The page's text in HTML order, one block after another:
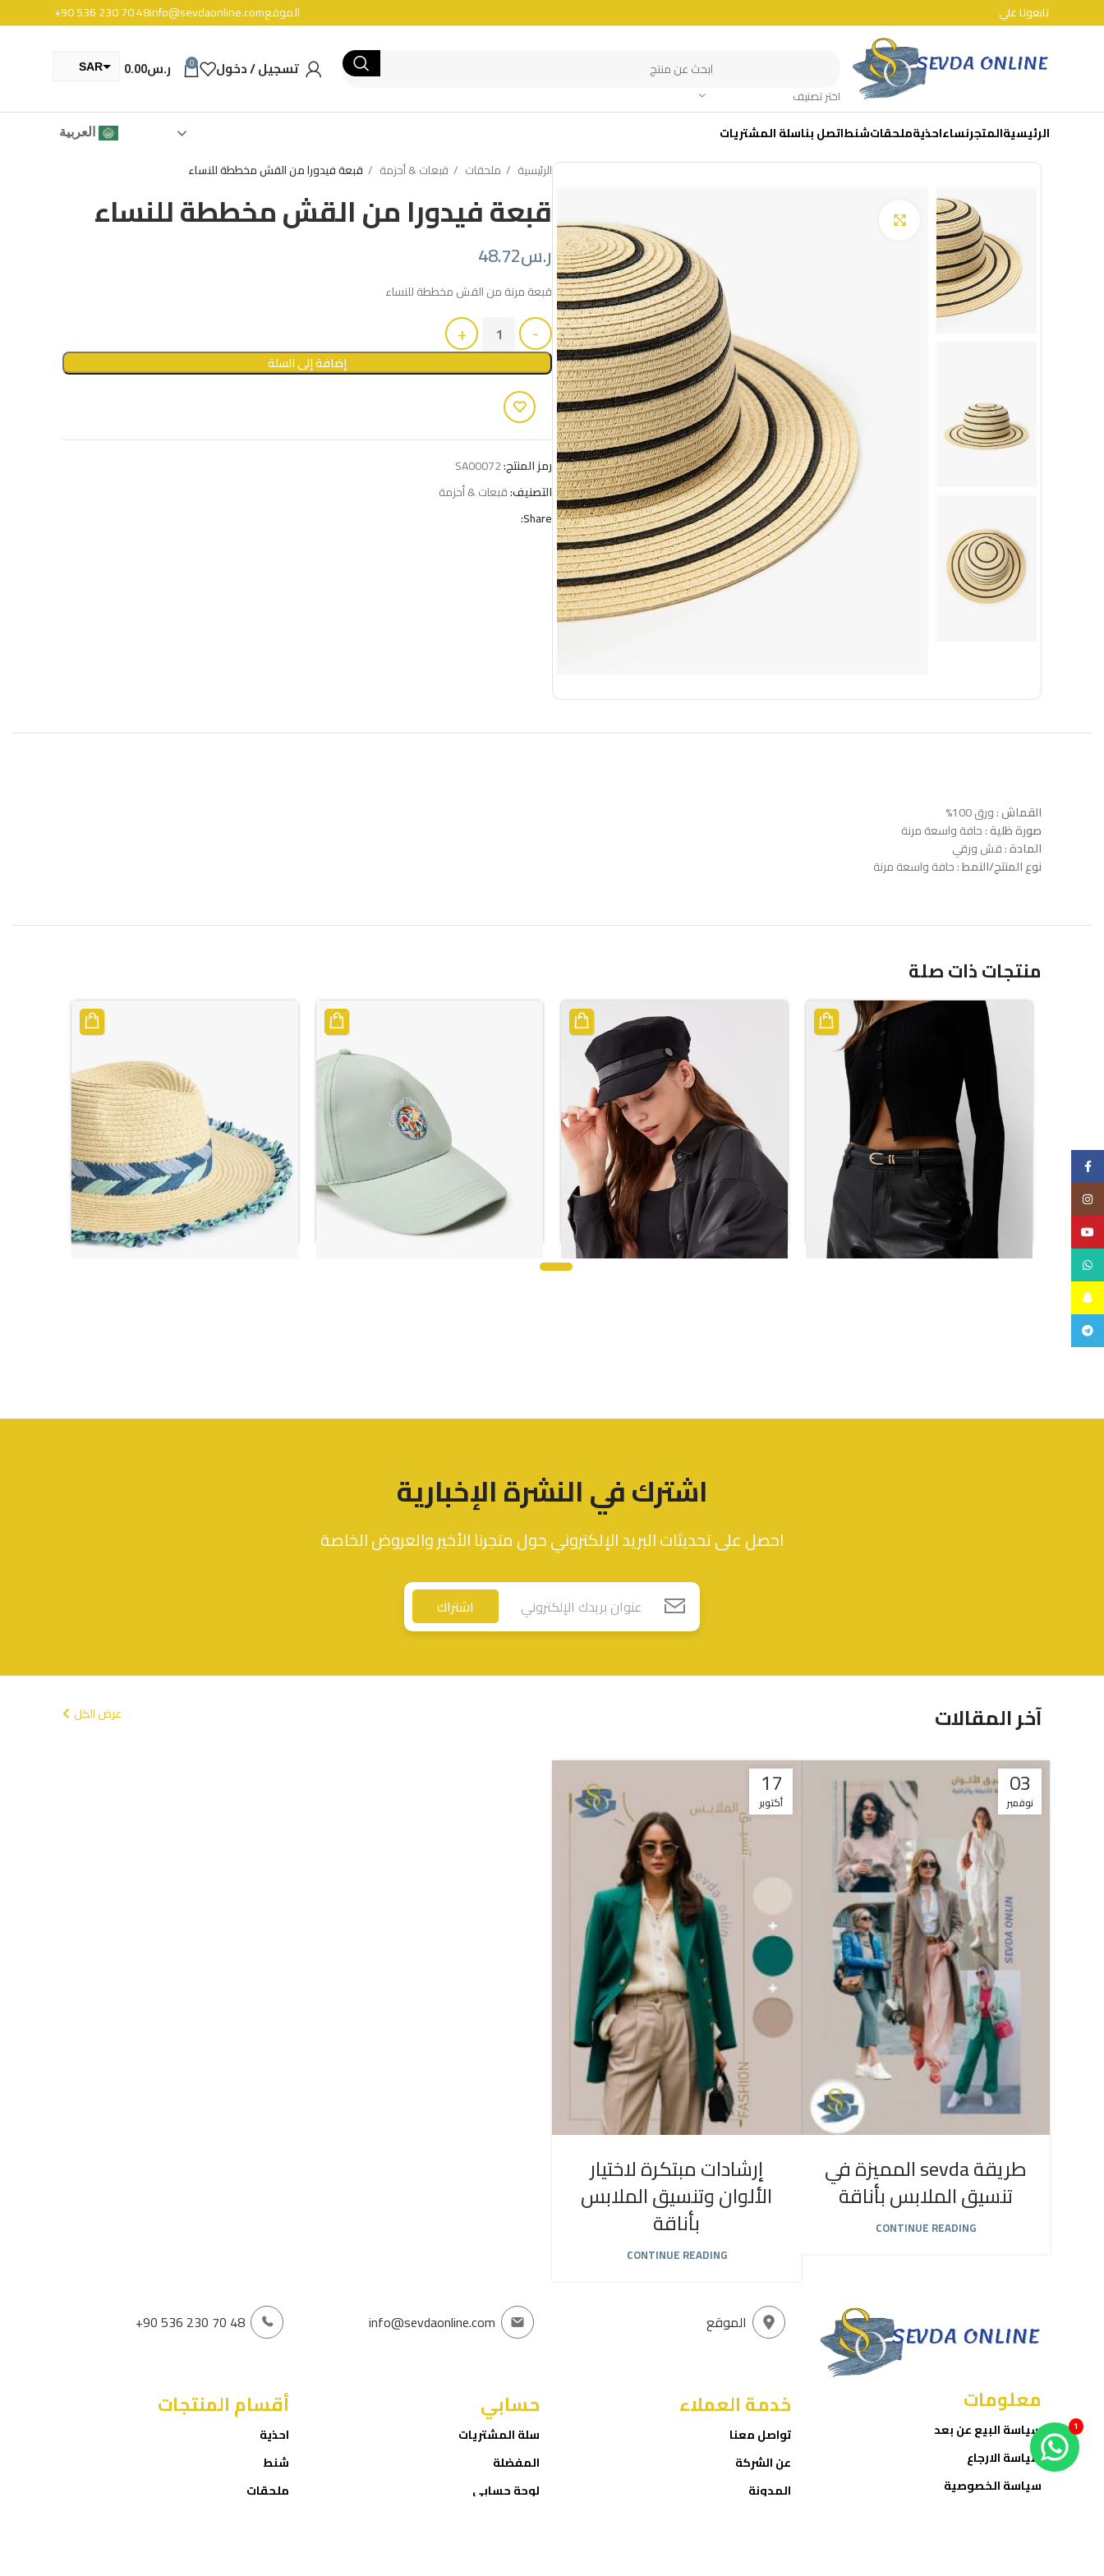
تابعونا علي الموقعinfo@sevdaonline.com
+90 536 230 70 48
اختر تصنيف
تسجيل / دخول 0 ر.س0.00
SAR
الرئيسيةالمتجرنساءاحذيةملحقاتشنطاتصل بناسلة المشتريات العربية
الرئيسية ملحقات قبعات & أحزمة قبعة فيدورا من القش مخططة للنساء
قبعة فيدورا من القش مخططة للنساء
ر.س48.72
قبعة مرنة من القش مخططة للنساء
إضافة إلى السلة
رمز المنتج:SA00072
التصنيف:قبعات & أحزمة
Share:
القماش: ورق 100%
صورة ظلية: حافة واسعة مرنة
المادة: قش ورقي
نوع المنتج/النمط: حافة واسعة مرنة
منتجات ذات صلة
اشترك في النشرة الإخبارية
احصل على تحديثات البريد الإلكتروني حول متجرنا الأخير والعروض الخاصة
اشتراك
عرض الكل
آخر المقالات
03
نوفمبر
طريقة sevda المميزة في
تنسيق الملابس بأناقة
CONTINUE READING
17
أكتوبر
إرشادات مبتكرة لاختيار
الألوان وتنسيق الملابس
بأناقة
CONTINUE READING
+90 536 230 70 48
أقسام المنتجات
احذية
شنط
ملحقات
info@sevdaonline.com
حسابي
سلة المشتريات
المفضلة
لوحة حسابي
الموقع
خدمة العملاء
تواصل معنا
عن الشركة
المدونة
معلومات
سياسة البيع عن بعد
سياسة الارجاع
سياسة الخصوصية
WhatsApp
1